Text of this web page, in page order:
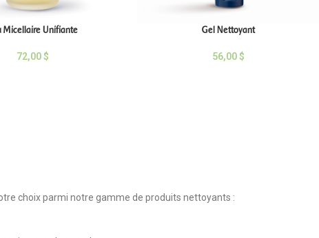
Micellaire Unifiante
72,00$
Gel Nettoyant
56,00$
choix parmi notre gamme de produits nettoyants :